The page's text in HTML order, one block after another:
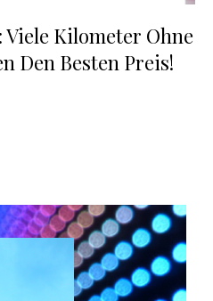
Kilometer Ohne
Den Besten Preis!